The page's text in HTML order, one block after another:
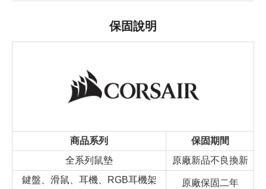
保固說明
商品系列
保固期間
全系列鼠墊
原廠新品不良換新
鍵盤、滑鼠、耳機、RGB耳機架
原廠保固二年